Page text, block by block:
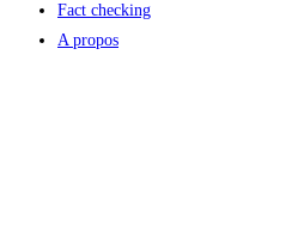
Fact checking
A propos